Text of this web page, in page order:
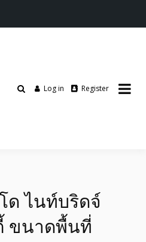
Log in Register
ด ไนท์​บริดจ์​
ขนาดพื้นที่